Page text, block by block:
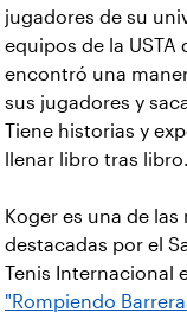
jugadores de su
equipos de la
encontró una
sus jugadores y
Tiene historias y
llenar libro tras libro.
Koger es una de
destacadas por el
Tenis Internacional
"Rompiendo